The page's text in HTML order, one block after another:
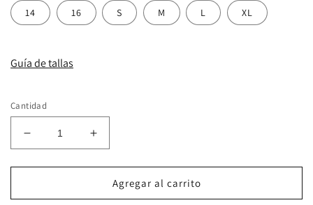
14 16 S M L XL
Guía de tallas
Cantidad
Reducir
cantidad
para
-
Aumentar
cantidad
para
Chaqueta
-
Agregar al carrito